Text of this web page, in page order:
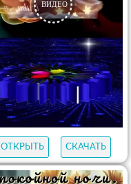
ОТКРЫТЬ СКАЧАТЬ